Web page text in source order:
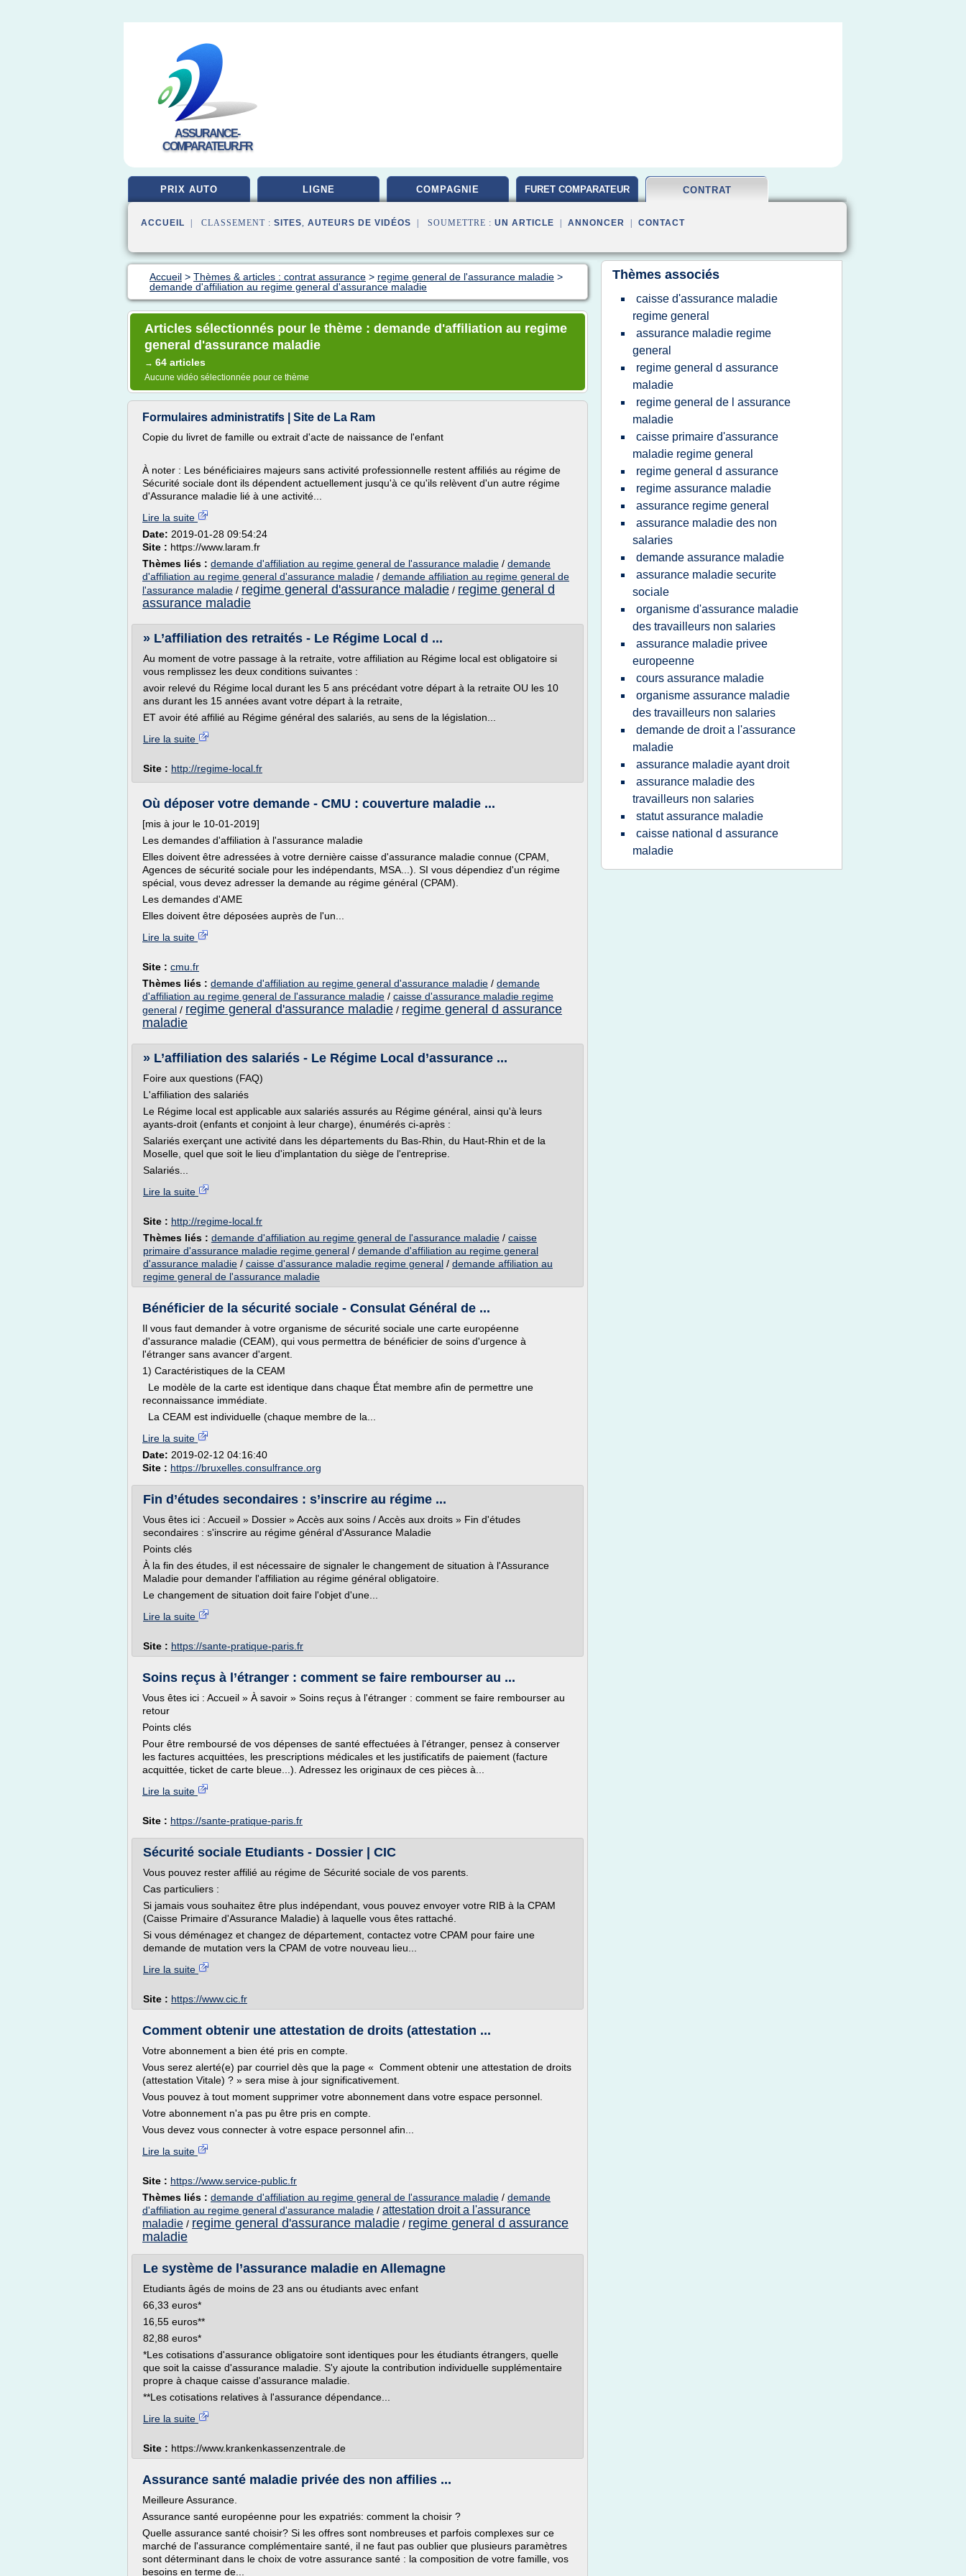
ASSURANCE-
COMPARATEUR.FR
PRIX AUTO LIGNE COMPAGNIE FURET COMPARATEUR CONTRAT
ACCUEIL | CLASSEMENT : SITES, AUTEURS DE VIDÉOS | SOUMETTRE : UN ARTICLE ANNONCER CONTACT
Accueil > Thèmes & articles : contrat assurance > regime general de l'assurance maladie >
demande d'affiliation au regime general d'assurance maladie
Articles sélectionnés pour le thème : demande d'affiliation au regime
general d'assurance maladie
→ 64 articles
Aucune vidéo sélectionnée pour ce thème
Formulaires administratifs | Site de La Ram
Copie du livret de famille ou extrait d'acte de naissance de l'enfant
À noter : Les bénéficiaires majeurs sans activité professionnelle restent affiliés au régime de
Sécurité sociale dont ils dépendent actuellement jusqu'à ce qu'ils relèvent d'un autre régime
d'Assurance maladie lié à une activité...
Lire la suite
Date: 2019-01-28 09:54:24
Site : https://www.laram.fr
Thèmes liés : demande d'affiliation au regime general de l'assurance maladie / demande
d'affiliation au regime general d'assurance maladie / demande affiliation au regime general de
l'assurance maladie / regime general d'assurance maladie / regime general d
assurance maladie
» L’affiliation des retraités - Le Régime Local d ...
Au moment de votre passage à la retraite, votre affiliation au Régime local est obligatoire si
vous remplissez les deux conditions suivantes :
avoir relevé du Régime local durant les 5 ans précédant votre départ à la retraite OU les 10
ans durant les 15 années avant votre départ à la retraite,
ET avoir été affilié au Régime général des salariés, au sens de la législation...
Lire la suite
Site : http://regime-local.fr
Où déposer votre demande - CMU : couverture maladie ...
[mis à jour le 10-01-2019]
Les demandes d'affiliation à l'assurance maladie
Elles doivent être adressées à votre dernière caisse d'assurance maladie connue (CPAM,
Agences de sécurité sociale pour les indépendants, MSA...). SI vous dépendiez d'un régime
spécial, vous devez adresser la demande au régime général (CPAM).
Les demandes d'AME
Elles doivent être déposées auprès de l'un...
Lire la suite
Site : cmu.fr
Thèmes liés : demande d'affiliation au regime general d'assurance maladie / demande
d'affiliation au regime general de l'assurance maladie / caisse d'assurance maladie regime
general / regime general d'assurance maladie / regime general d assurance
maladie
» L’affiliation des salariés - Le Régime Local d’assurance ...
Foire aux questions (FAQ)
L'affiliation des salariés
Le Régime local est applicable aux salariés assurés au Régime général, ainsi qu'à leurs
ayants-droit (enfants et conjoint à leur charge), énumérés ci-après :
Salariés exerçant une activité dans les départements du Bas-Rhin, du Haut-Rhin et de la
Moselle, quel que soit le lieu d'implantation du siège de l'entreprise.
Salariés...
Lire la suite
Site : http://regime-local.fr
Thèmes liés : demande d'affiliation au regime general de l'assurance maladie / caisse
primaire d'assurance maladie regime general / demande d'affiliation au regime general
d'assurance maladie / caisse d'assurance maladie regime general / demande affiliation au
regime general de l'assurance maladie
Bénéficier de la sécurité sociale - Consulat Général de ...
Il vous faut demander à votre organisme de sécurité sociale une carte européenne
d'assurance maladie (CEAM), qui vous permettra de bénéficier de soins d'urgence à
l'étranger sans avancer d'argent.
1) Caractéristiques de la CEAM
Le modèle de la carte est identique dans chaque État membre afin de permettre une
reconnaissance immédiate.
La CEAM est individuelle (chaque membre de la...
Lire la suite
Date: 2019-02-12 04:16:40
Site : https://bruxelles.consulfrance.org
Fin d’études secondaires : s’inscrire au régime ...
Vous êtes ici : Accueil » Dossier » Accès aux soins / Accès aux droits » Fin d'études
secondaires : s'inscrire au régime général d'Assurance Maladie
Points clés
À la fin des études, il est nécessaire de signaler le changement de situation à l'Assurance
Maladie pour demander l'affiliation au régime général obligatoire.
Le changement de situation doit faire l'objet d'une...
Lire la suite
Site : https://sante-pratique-paris.fr
Soins reçus à l’étranger : comment se faire rembourser au ...
Vous êtes ici : Accueil » À savoir » Soins reçus à l'étranger : comment se faire rembourser au
retour
Points clés
Pour être remboursé de vos dépenses de santé effectuées à l'étranger, pensez à conserver
les factures acquittées, les prescriptions médicales et les justificatifs de paiement (facture
acquittée, ticket de carte bleue...). Adressez les originaux de ces pièces à...
Lire la suite
Site : https://sante-pratique-paris.fr
Sécurité sociale Etudiants - Dossier | CIC
Vous pouvez rester affilié au régime de Sécurité sociale de vos parents.
Cas particuliers :
Si jamais vous souhaitez être plus indépendant, vous pouvez envoyer votre RIB à la CPAM
(Caisse Primaire d'Assurance Maladie) à laquelle vous êtes rattaché.
Si vous déménagez et changez de département, contactez votre CPAM pour faire une
demande de mutation vers la CPAM de votre nouveau lieu...
Lire la suite
Site : https://www.cic.fr
Comment obtenir une attestation de droits (attestation ...
Votre abonnement a bien été pris en compte.
Vous serez alerté(e) par courriel dès que la page « Comment obtenir une attestation de droits
(attestation Vitale) ? » sera mise à jour significativement.
Vous pouvez à tout moment supprimer votre abonnement dans votre espace personnel.
Votre abonnement n'a pas pu être pris en compte.
Vous devez vous connecter à votre espace personnel afin...
Lire la suite
Site : https://www.service-public.fr
Thèmes liés : demande d'affiliation au regime general de l'assurance maladie / demande
d'affiliation au regime general d'assurance maladie / attestation droit a l'assurance
maladie / regime general d'assurance maladie / regime general d assurance
maladie
Le système de l’assurance maladie en Allemagne
Etudiants âgés de moins de 23 ans ou étudiants avec enfant
66,33 euros*
16,55 euros**
82,88 euros*
*Les cotisations d'assurance obligatoire sont identiques pour les étudiants étrangers, quelle
que soit la caisse d'assurance maladie. S'y ajoute la contribution individuelle supplémentaire
propre à chaque caisse d'assurance maladie.
**Les cotisations relatives à l'assurance dépendance...
Lire la suite
Site : https://www.krankenkassenzentrale.de
Assurance santé maladie privée des non affilies ...
Meilleure Assurance.
Assurance santé européenne pour les expatriés: comment la choisir ?
Quelle assurance santé choisir? Si les offres sont nombreuses et parfois complexes sur ce
marché de l'assurance complémentaire santé, il ne faut pas oublier que plusieurs paramètres
sont déterminant dans le choix de votre assurance santé : la composition de votre famille, vos
besoins en terme de...
Thèmes associés
caisse d'assurance maladie
regime general
assurance maladie regime
general
regime general d assurance
maladie
regime general de l assurance
maladie
caisse primaire d'assurance
maladie regime general
regime general d assurance
regime assurance maladie
assurance regime general
assurance maladie des non
salaries
demande assurance maladie
assurance maladie securite
sociale
organisme d'assurance maladie
des travailleurs non salaries
assurance maladie privee
europeenne
cours assurance maladie
organisme assurance maladie
des travailleurs non salaries
demande de droit a l'assurance
maladie
assurance maladie ayant droit
assurance maladie des
travailleurs non salaries
statut assurance maladie
caisse national d assurance
maladie